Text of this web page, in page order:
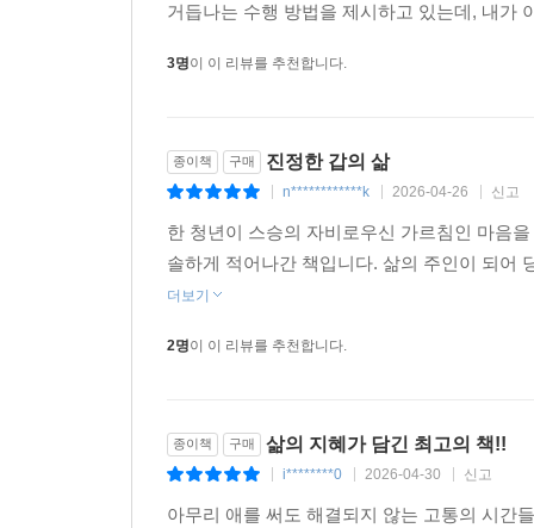
거듭나는 수행 방법을 제시하고 있는데, 내가
3명이 이 리뷰를 추천합니다.
종이책 구매 진정한 갑의 삶
n************k 2026-04-26 신고
한 청년이 스승의 자비로우신 가르침인 마음
솔하게 적어나간 책입니다. 삶의 주인이 되어
더보기
2명이 이 리뷰를 추천합니다.
종이책 구매 삶의 지혜가 담긴 최고의 책!!
i********0 2026-04-30 신고
아무리 애를 써도 해결되지 않는 고통의 시간